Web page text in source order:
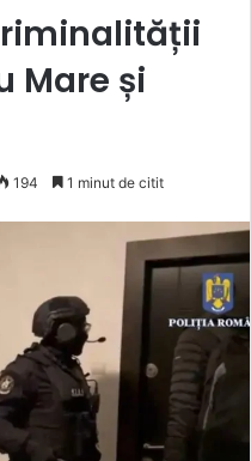
Mare și
194 1 minut de citit